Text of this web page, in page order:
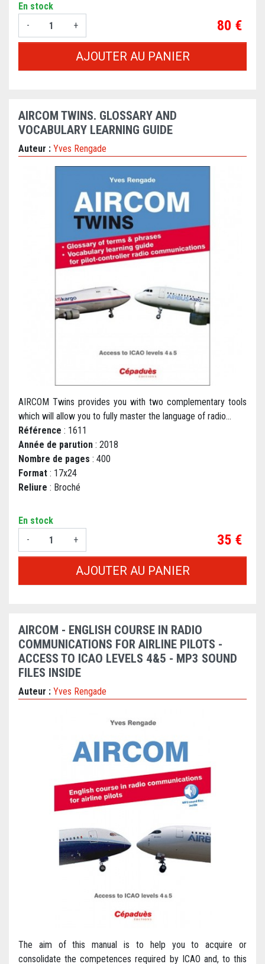
En stock
-
+ Prix
80 €
AJOUTER AU PANIER
AIRCOM TWINS. GLOSSARY AND
VOCABULARY LEARNING GUIDE
Auteur : Yves Rengade
AIRCOM Twins provides you with two complementary tools
which will allow you to fully master the language of radio...
Référence : 1611
Année de parution : 2018
Nombre de pages : 400
Format : 17x24
Reliure : Broché
En stock
-
+ Prix
35 €
AJOUTER AU PANIER
AIRCOM - ENGLISH COURSE IN RADIO
COMMUNICATIONS FOR AIRLINE PILOTS -
ACCESS TO ICAO LEVELS 4&5 - MP3 SOUND
FILES INSIDE
Auteur : Yves Rengade
The aim of this manual is to help you to acquire or
consolidate the competences required by ICAO and, to this